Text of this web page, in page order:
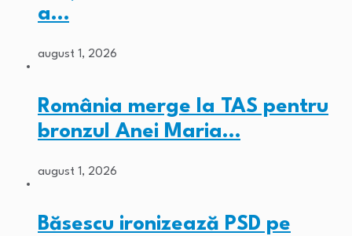
a…
august 1, 2026
România merge la TAS pentru
bronzul Anei Maria…
august 1, 2026
Băsescu ironizează PSD pe